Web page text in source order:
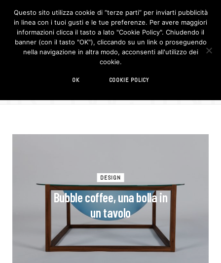
F
c
e
b
o
I
n
s
t
bolla
DESIGN
Bubble coffee, una bolla in
un tavolo
Questo sito utilizza cookie di “terze parti” per inviarti pubblicità
in linea con i tuoi gusti e le tue preferenze. Per avere maggiori
informazioni clicca il tasto a lato "Cookie Policy". Chiudendo il
banner (con il tasto "OK"), cliccando su un link o proseguendo
nella navigazione in altra modo, acconsenti all'utilizzo dei
cookie.
OK COOKIE POLICY